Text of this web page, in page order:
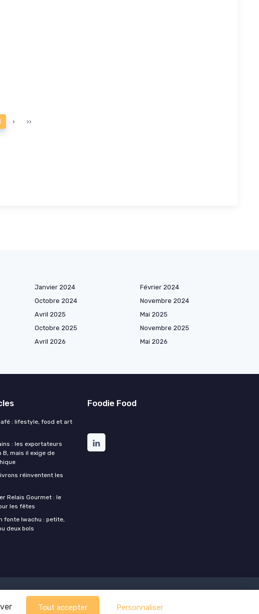
› ››
Janvier 2024
Février 2024
Octobre 2024
Novembre 2024
Avril 2025
Mai 2025
Octobre 2025
Novembre 2025
Avril 2026
Mai 2026
: lifestyle, food et art
: les exportateurs
mais il exige de
réinventent les
Relais Gourmet : le
les fêtes
fonte Iwachu : petite,
deux bols
Foodie Food
Tout accepter Personnaliser